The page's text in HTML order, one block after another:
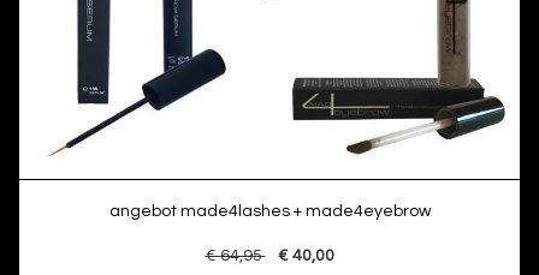
angebot made4lashes + made4eyebrow
€ 64,95 € 40,00